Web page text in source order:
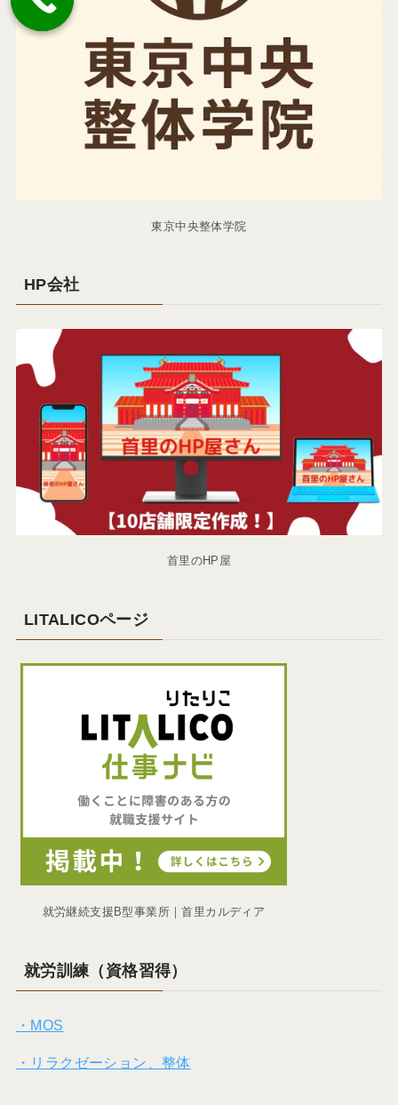
東京中央整体学院
HP会社
首里のHP屋
LITALICOページ
就労継続支援B型事業所｜首里カルディア
就労訓練（資格習得）
・MOS
・リラクゼーション、整体